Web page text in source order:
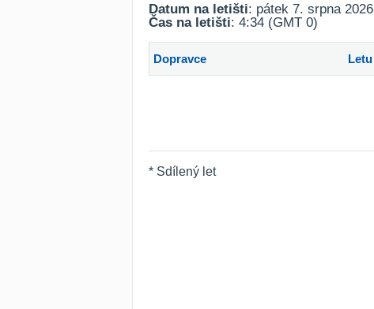
Datum na letišti: pátek 7. srpna 2026
Čas na letišti: 4:34 (GMT 0)
Dopravce Letu
* Sdílený let